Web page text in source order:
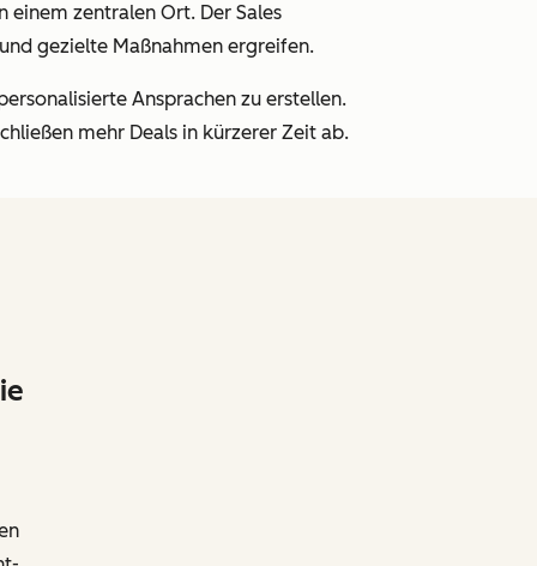
einem zentralen Ort. Der Sales
gezielte Maßnahmen ergreifen.
Ansprachen zu erstellen.
mehr Deals in kürzerer Zeit ab.